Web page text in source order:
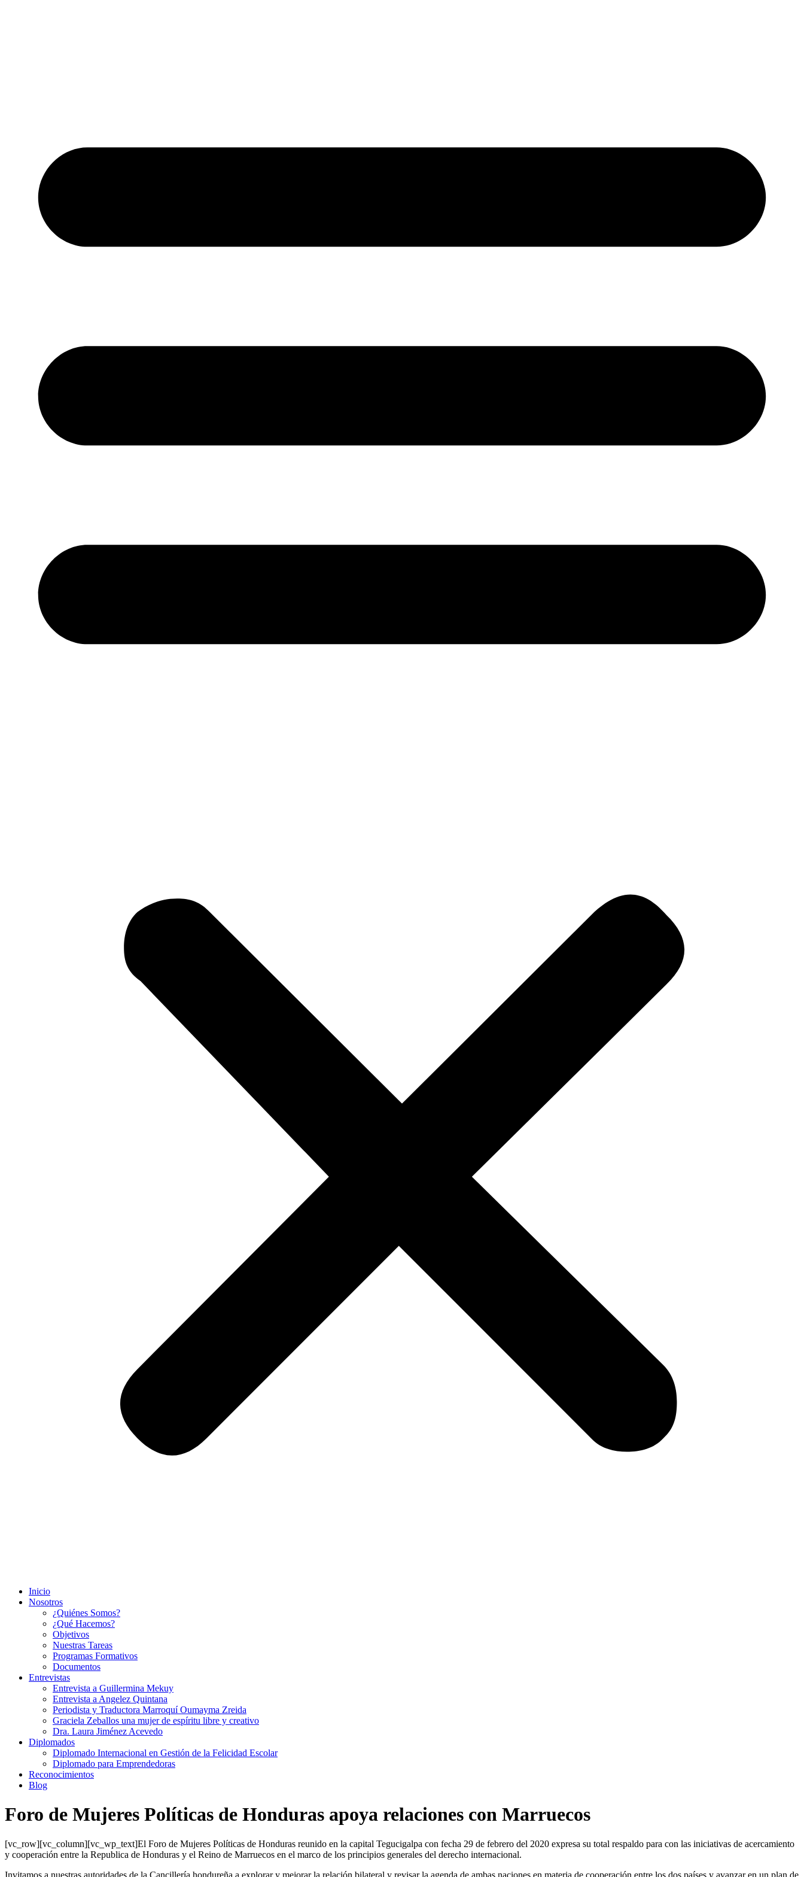
Inicio
Nosotros
¿Quiénes Somos?
¿Qué Hacemos?
Objetivos
Nuestras Tareas
Programas Formativos
Documentos
Entrevistas
Entrevista a Guillermina Mekuy
Entrevista a Angelez Quintana
Periodista y Traductora Marroquí Oumayma Zreida
Graciela Zeballos una mujer de espíritu libre y creativo
Dra. Laura Jiménez Acevedo
Diplomados
Diplomado Internacional en Gestión de la Felicidad Escolar
Diplomado para Emprendedoras
Reconocimientos
Blog
Foro de Mujeres Políticas de Honduras apoya relaciones con Marruecos
[vc_row][vc_column][vc_wp_text]El Foro de Mujeres Políticas de Honduras reunido en la capital Tegucigalpa con fecha 29 de febrero del 2020 expresa su total respaldo para con las iniciativas de acercamiento
y cooperación entre la Republica de Honduras y el Reino de Marruecos en el marco de los principios generales del derecho internacional.
Invitamos a nuestras autoridades de la Cancillería hondureña a explorar y mejorar la relación bilateral y revisar la agenda de ambas naciones en materia de cooperación entre los dos países y avanzar en un plan de